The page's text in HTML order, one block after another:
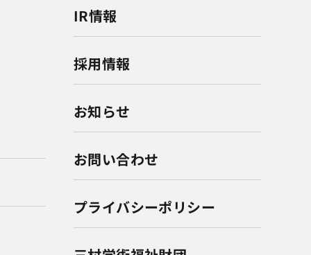
IR情報
採用情報
お知らせ
お問い合わせ
プライバシーポリシー